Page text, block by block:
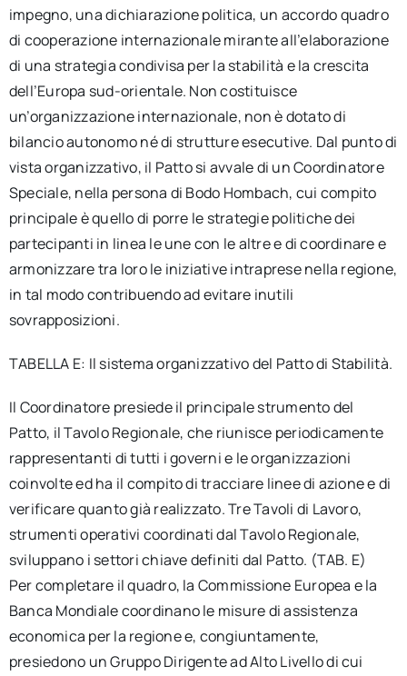
impegno, una dichiarazione politica, un accordo quadro
di cooperazione internazionale mirante all’elaborazione
di una strategia condivisa per la stabilità e la crescita
dell’Europa sud-orientale. Non costituisce
un’organizzazione internazionale, non è dotato di
bilancio autonomo né di strutture esecutive. Dal punto di
vista organizzativo, il Patto si avvale di un Coordinatore
Speciale, nella persona di Bodo Hombach, cui compito
principale è quello di porre le strategie politiche dei
partecipanti in linea le une con le altre e di coordinare e
armonizzare tra loro le iniziative intraprese nella regione,
in tal modo contribuendo ad evitare inutili
sovrapposizioni.
TABELLA E: Il sistema organizzativo del Patto di Stabilità.
Il Coordinatore presiede il principale strumento del
Patto, il Tavolo Regionale, che riunisce periodicamente
rappresentanti di tutti i governi e le organizzazioni
coinvolte ed ha il compito di tracciare linee di azione e di
verificare quanto già realizzato. Tre Tavoli di Lavoro,
strumenti operativi coordinati dal Tavolo Regionale,
sviluppano i settori chiave definiti dal Patto. (TAB. E)
Per completare il quadro, la Commissione Europea e la
Banca Mondiale coordinano le misure di assistenza
economica per la regione e, congiuntamente,
presiedono un Gruppo Dirigente ad Alto Livello di cui